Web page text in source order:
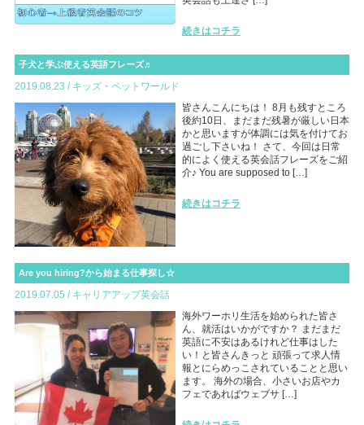
続きはコチラ
子犬と学ぶ使える英語フレーズ♬
2019.08.23 / キッズ・ペットワールド
皆さんこんにちは！ 8月も残すところ
後約10日、まだまだ残暑が厳しい日本
かと思いますが体調には気を付けてお
過ごし下さいね！ さて、今回は日常
的によく使える英会話フレーズをご紹
介♪ You are supposed to […]
続きはコチラ
Are you hiring?から始まる仕事探し☆
2019.07.05 / キャリアアップ英会話
海外ワーホリ生活を始められた皆さ
ん、就活はいかがですか？ まだまだ
英語に不安はあるけれど仕事はした
い！と皆さんきっと 頑張って求人情
報とにらめっこされていることと思い
ます。 海外の場合、小さいお店やカ
フェであればウェブサ […]